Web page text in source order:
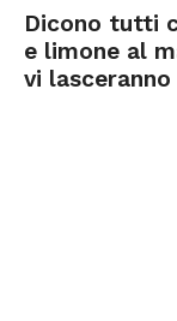
Dicono tutti
e limone al
vi